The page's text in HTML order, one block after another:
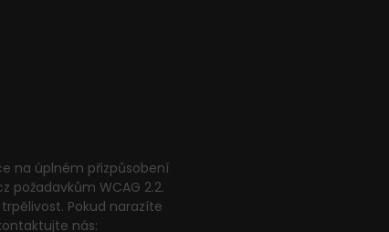
na úplném přizpůsobení
požadavkům WCAG 2.2.
Pokud narazíte
nás: